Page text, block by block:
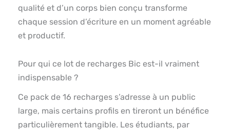
qualité et d’un corps bien conçu transforme
chaque session d’écriture en un moment agréable
et productif.
Pour qui ce lot de recharges Bic est-il vraiment
indispensable ?
Ce pack de 16 recharges s’adresse à un public
large, mais certains profils en tireront un bénéfice
particulièrement tangible. Les étudiants, par